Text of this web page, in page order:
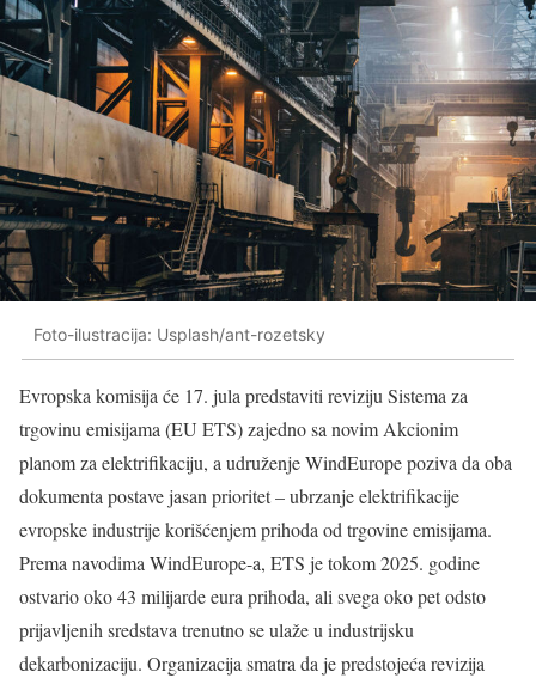
Foto-ilustracija: Usplash/ant-rozetsky
Evropska komisija će 17. jula predstaviti reviziju Sistema za
trgovinu emisijama (EU ETS) zajedno sa novim Akcionim
planom za elektrifikaciju, a udruženje WindEurope poziva da oba
dokumenta postave jasan prioritet – ubrzanje elektrifikacije
evropske industrije korišćenjem prihoda od trgovine emisijama.
Prema navodima WindEurope-a, ETS je tokom 2025. godine
ostvario oko 43 milijarde eura prihoda, ali svega oko pet odsto
prijavljenih sredstava trenutno se ulaže u industrijsku
dekarbonizaciju. Organizacija smatra da je predstojeća revizija